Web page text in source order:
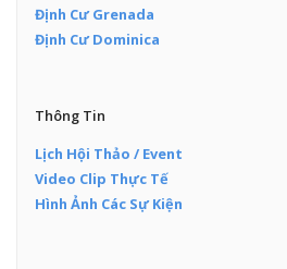
Định Cư Grenada
Định Cư Dominica
Thông Tin
Lịch Hội Thảo / Event
Video Clip Thực Tế
Hình Ảnh Các Sự Kiện